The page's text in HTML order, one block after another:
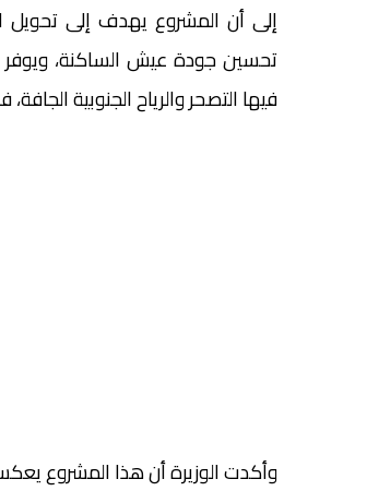
إلى أن المشروع يهدف إلى
تحسين جودة عيش الساكنة، ويوفر
فيها التصحر والرياح الجنوبية
وأكدت الوزيرة أن هذا المشروع يعكس